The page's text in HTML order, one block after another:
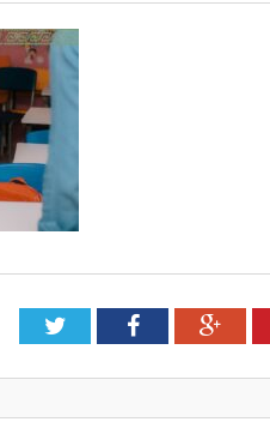
TwitterFacebook